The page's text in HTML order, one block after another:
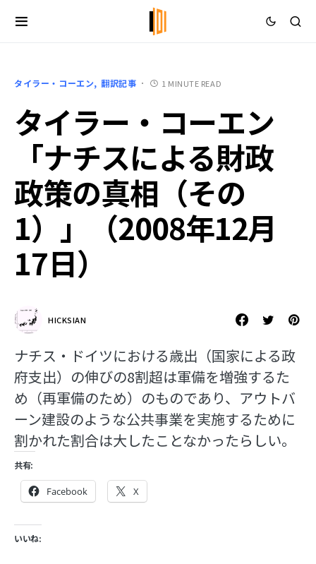
タイラー・コーエン 翻訳記事 1 MINUTE READ
タイラー・コーエン
「ナチスによる財政
政策の真相（その
1）」（2008年12月
17日）
HICKSIAN
ナチス・ドイツにおける歳出（国家による政
府支出）の伸びの8割超は軍備を増強するた
め（再軍備のため）のものであり、アウトバ
ーン建設のような公共事業を実施するために
割かれた割合は大したことなかったらしい。
共有:
Facebook X
いいね: